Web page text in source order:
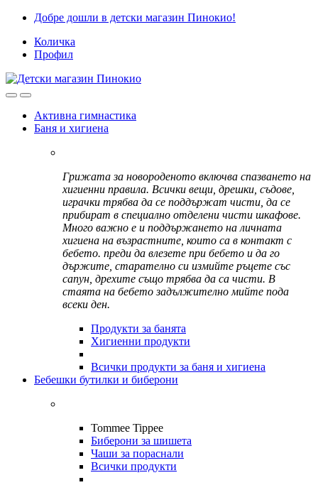
Skip
navigation
Skip
content
Добре дошли в детски магазин Пинокио!
Количка
Профил
Активна гимнастика
Баня и хигиена
Грижата за новороденото включва спазването на
хигиенни правила. Всички вещи, дрешки, съдове,
играчки трябва да се поддържат чисти, да се
прибират в специално отделени чисти шкафове.
Много важно е и поддържането на личната
хигиена на възрастните, които са в контакт с
бебето. преди да влезете при бебето и да го
държите, старателно си измийте ръцете със
сапун, дрехите също трябва да са чисти. В
стаята на бебето задължително мийте пода
всеки ден.
Продукти за банята
Хигиенни продукти
Всички продукти за баня и хигиена
Бебешки бутилки и биберони
Tommee Tippee
Биберони за шишета
Чаши за пораснали
Всички продукти